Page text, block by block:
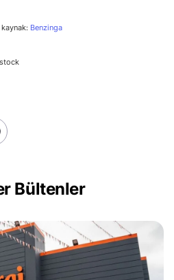
kaynak: Benzinga
Bültenler